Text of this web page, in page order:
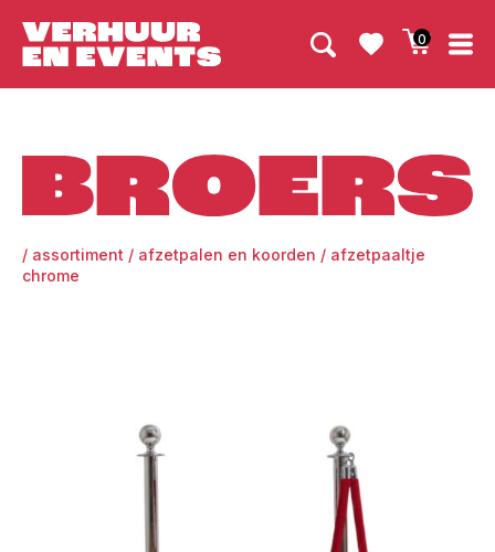
0
/ assortiment / afzetpalen en koorden / afzetpaaltje
chrome